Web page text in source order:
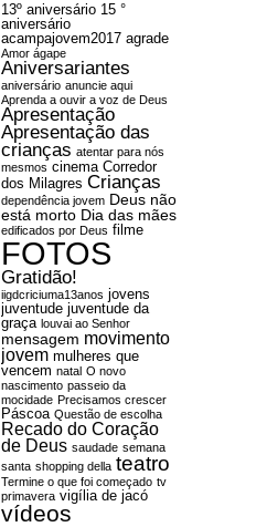
13º aniversário 15 °
aniversário
acampajovem2017 agrade
Amor ágape
Aniversariantes
aniversário anuncie aqui
Aprenda a ouvir a voz de Deus
Apresentação
Apresentação das
crianças atentar para nós
mesmos cinema Corredor
dos Milagres Crianças
dependência jovem Deus não
está morto Dia das mães
edificados por Deus filme
FOTOS
Gratidão!
iigdcriciuma13anos jovens
juventude juventude da
graça louvai ao Senhor
mensagem movimento
jovem mulheres que
vencem natal O novo
nascimento passeio da
mocidade Precisamos crescer
Páscoa Questão de escolha
Recado do Coração
de Deus saudade semana
santa shopping della teatro
Termine o que foi começado tv
primavera vigília de jacó
vídeos